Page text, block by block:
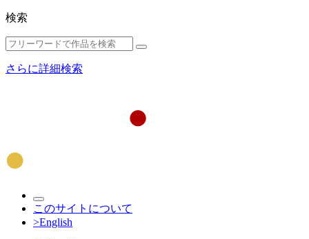
検索
さらに詳細検索
このサイトについて
>English